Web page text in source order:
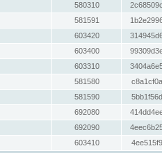
580310
581591
603420
603400
603310
581580
581590
692080
692090
603410